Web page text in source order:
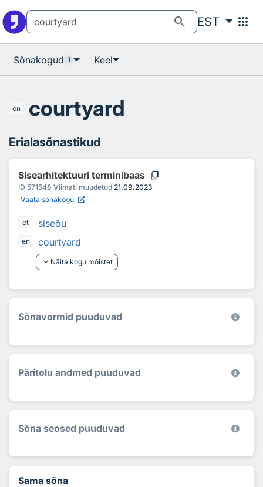
search EST apps
Sõnakogud 1 Keel
en courtyard
Erialasõnastikud
Sisearhitektuuri terminibaas content_copy
ID 571548 Viimati muudetud 21.09.2023
Vaata sõnakogu
et siseõu
en
courtyard
keyboard_arrow_down Näita kogu mõistet
Sõnavormid puuduvad
Päritolu andmed puuduvad
Sõna seosed puuduvad
Sama sõna